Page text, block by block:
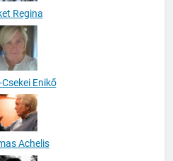
Csekei Enikő
Achelis